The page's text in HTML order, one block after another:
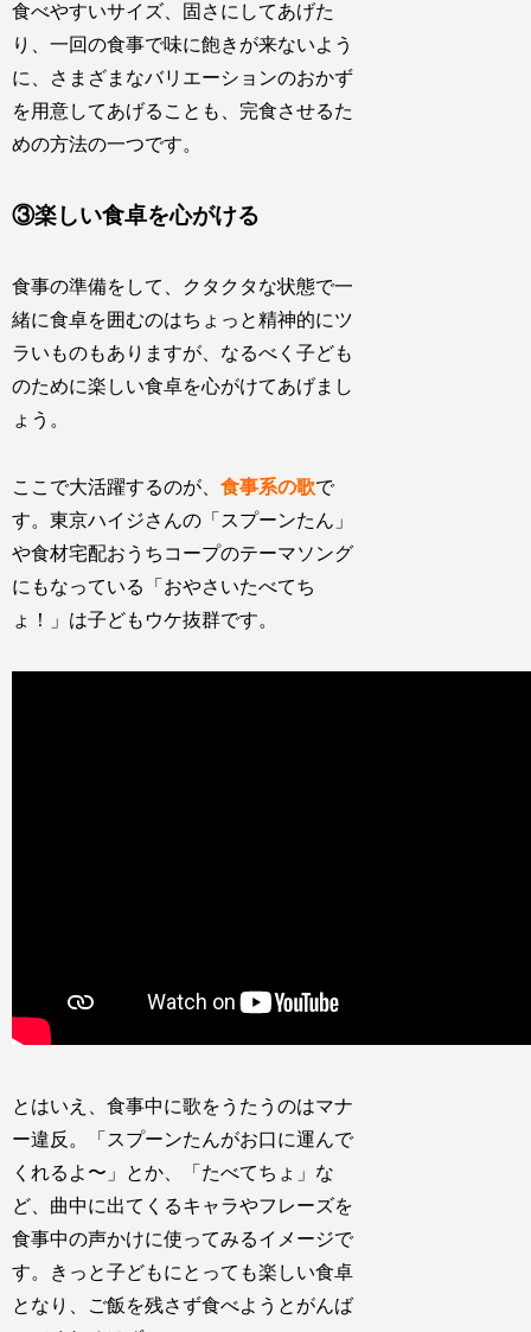
食べやすいサイズ、固さにしてあげた
り、一回の食事で味に飽きが来ないよう
に、さまざまなバリエーションのおかず
を用意してあげることも、完食させるた
めの方法の一つです。
③楽しい食卓を心がける
食事の準備をして、クタクタな状態で一
緒に食卓を囲むのはちょっと精神的にツ
ラいものもありますが、なるべく子ども
のために楽しい食卓を心がけてあげまし
ょう。
ここで大活躍するのが、食事系の歌で
す。東京ハイジさんの「スプーンたん」
や食材宅配おうちコープのテーマソング
にもなっている「おやさいたべてち
ょ！」は子どもウケ抜群です。
とはいえ、食事中に歌をうたうのはマナ
ー違反。「スプーンたんがお口に運んで
くれるよ〜」とか、「たべてちょ」な
ど、曲中に出てくるキャラやフレーズを
食事中の声かけに使ってみるイメージで
す。きっと子どもにとっても楽しい食卓
となり、ご飯を残さず食べようとがんば